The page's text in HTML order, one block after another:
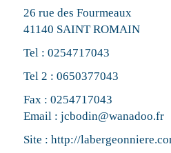
26 rue des Fourmeaux
41140 SAINT ROMAIN
Tel : 0254717043
Tel 2 : 0650377043
Fax : 0254717043
Email : jcbodin@wanadoo.fr
Site : http://